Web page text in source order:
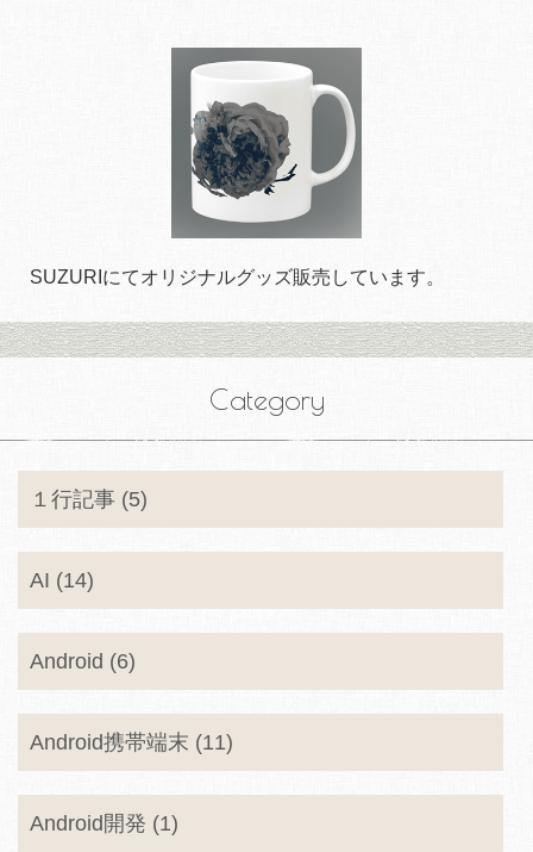
SUZURIにてオリジナルグッズ販売しています。
Category
１行記事 (5)
AI (14)
Android (6)
Android携帯端末 (11)
Android開発 (1)